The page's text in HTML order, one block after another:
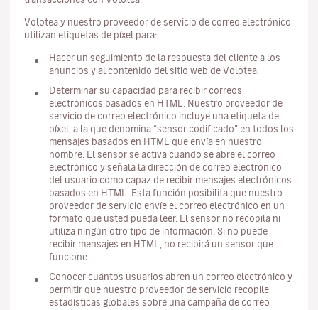
Volotea y nuestro proveedor de servicio de correo electrónico
utilizan etiquetas de píxel para:
Hacer un seguimiento de la respuesta del cliente a los
anuncios y al contenido del sitio web de Volotea.
Determinar su capacidad para recibir correos
electrónicos basados en HTML. Nuestro proveedor de
servicio de correo electrónico incluye una etiqueta de
píxel, a la que denomina “sensor codificado” en todos los
mensajes basados en HTML que envía en nuestro
nombre. El sensor se activa cuando se abre el correo
electrónico y señala la dirección de correo electrónico
del usuario como capaz de recibir mensajes electrónicos
basados en HTML. Esta función posibilita que nuestro
proveedor de servicio envíe el correo electrónico en un
formato que usted pueda leer. El sensor no recopila ni
utiliza ningún otro tipo de información. Si no puede
recibir mensajes en HTML, no recibirá un sensor que
funcione.
Conocer cuántos usuarios abren un correo electrónico y
permitir que nuestro proveedor de servicio recopile
estadísticas globales sobre una campaña de correo